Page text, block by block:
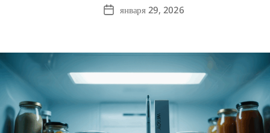
Postянваря 29, 2026